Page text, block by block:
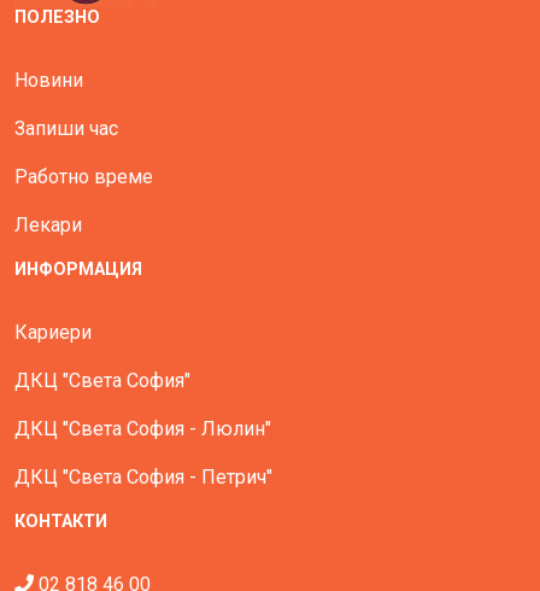
ПОЛЕЗНО
Новини
Запиши час
Работно време
Лекари
ИНФОРМАЦИЯ
Кариери
ДКЦ "Света София"
ДКЦ "Света София - Люлин"
ДКЦ "Света София - Петрич"
КОНТАКТИ
02 818 46 00